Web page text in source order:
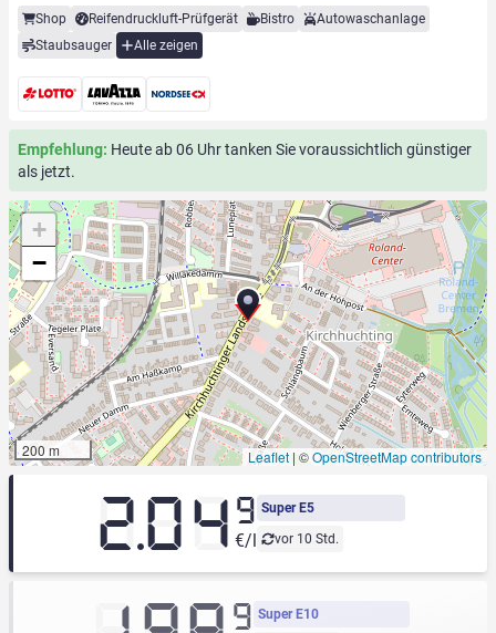
Shop Reifendruckluft-Prüfgerät Bistro
Autowaschanlage
Staubsauger
Alle zeigen
Empfehlung: Heute ab 06 Uhr tanken Sie voraussichtlich günstiger
als jetzt.
+
−
200 m Leaflet | ©OpenStreetMap contributors
Super E5
vor 10 Std.
2.049
€/l
Super E10
9